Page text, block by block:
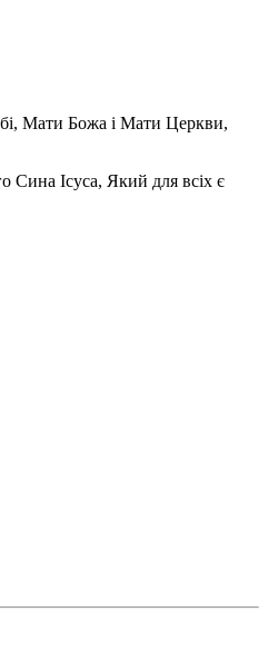
Мати Божа і Мати Церкви,
Сина Ісуса, Який для всіх є